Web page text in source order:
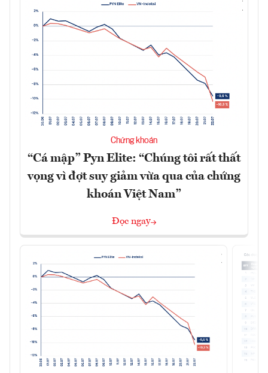
Chứng khoán
“Cá mập” Pyn Elite: “Chúng tôi rất thất
vọng vì đợt suy giảm vừa qua của chứng
khoán Việt Nam”
Đọc ngay